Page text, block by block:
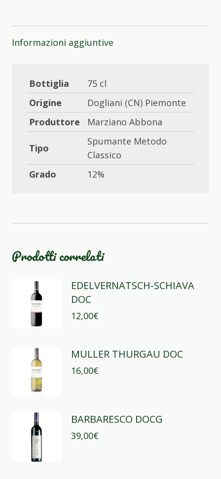
Informazioni aggiuntive
Bottiglia
75 cl
Origine
Dogliani (CN) Piemonte
Produttore
Marziano Abbona
Tipo
Spumante Metodo
Classico
Grado
12%
Prodotti correlati
EDELVERNATSCH-SCHIAVA
DOC
12,00€
MULLER THURGAU DOC
16,00€
BARBARESCO DOCG
39,00€